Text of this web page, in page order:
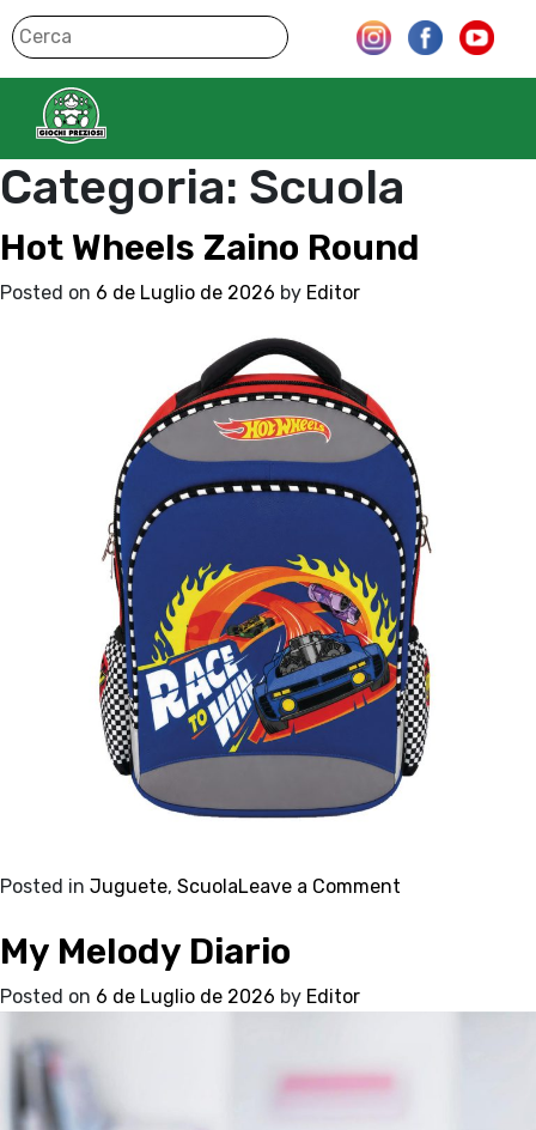
Categoria: Scuola
Hot Wheels Zaino Round
Posted on 6 de Luglio de 2026 by Editor
Posted in Juguete, ScuolaLeave a Comment
My Melody Diario
Posted on 6 de Luglio de 2026 by Editor